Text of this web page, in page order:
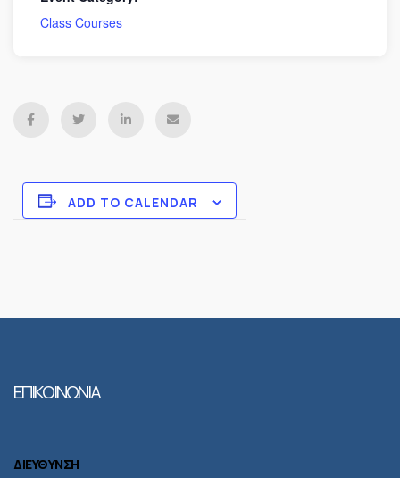
Class Courses
ADD TO CALENDAR
ΕΠΙΚΟΙΝΩΝΙΑ
ΔΙΕΥΘΥΝΣΗ